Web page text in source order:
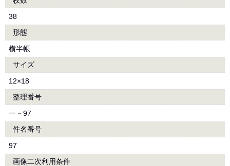
38
形態
横半帳
サイズ
12×18
整理番号
一－97
件名番号
97
画像二次利用条件